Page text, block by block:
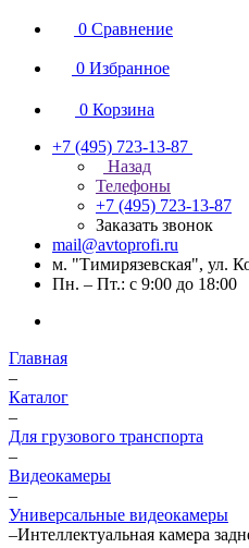
0 Сравнение
0 Избранное
0 Корзина
+7 (495) 723-13-87
Назад
Телефоны
+7 (495) 723-13-87
Заказать звонок
mail@avtoprofi.ru
м. "Тимирязевская", ул.
Пн. – Пт.: с 9:00 до 18:00
Главная
–
Каталог
–
Для грузового транспорта
–
Видеокамеры
–
Универсальные видеокамеры
–Интеллектуальная камера